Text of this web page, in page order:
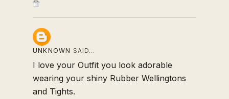
UNKNOWN SAID…
I love your Outfit you look adorable
wearing your shiny Rubber Wellingtons
and Tights.